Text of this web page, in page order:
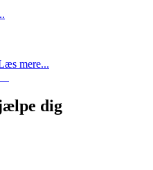
mere...
dig